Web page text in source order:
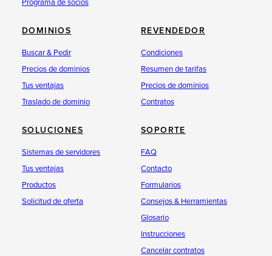
Programa de socios
DOMINIOS
Buscar & Pedir
Precios de dominios
Tus ventajas
Traslado de dominio
REVENDEDOR
Condiciones
Resumen de tarifas
Precios de dominios
Contratos
SOLUCIONES
Sistemas de servidores
Tus ventajas
Productos
Solicitud de oferta
SOPORTE
FAQ
Contacto
Formularios
Consejos & Herramientas
Glosario
Instrucciones
Cancelar contratos